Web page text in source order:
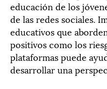
educación de los
de las redes sociales.
educativos que
positivos como los
plataformas puede
desarrollar una